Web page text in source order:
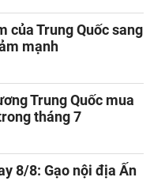
của Trung Quốc sang
mạnh
Trung Quốc mua
tháng 7
8/8: Gạo nội địa Ấn